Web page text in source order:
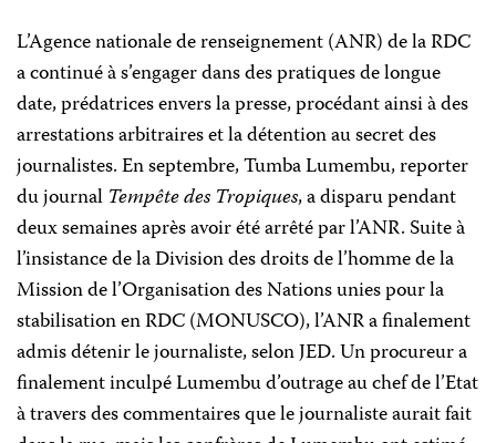
L’Agence nationale de renseignement (ANR) de la RDC
a continué à s’engager dans des pratiques de longue
date, prédatrices envers la presse, procédant ainsi à des
arrestations arbitraires et la détention au secret des
journalistes. En septembre, Tumba Lumembu, reporter
du journal Tempête des Tropiques, a disparu pendant
deux semaines après avoir été arrêté par l’ANR. Suite à
l’insistance de la Division des droits de l’homme de la
Mission de l’Organisation des Nations unies pour la
stabilisation en RDC (MONUSCO), l’ANR a finalement
admis détenir le journaliste, selon JED. Un procureur a
finalement inculpé Lumembu d’outrage au chef de l’Etat
à travers des commentaires que le journaliste aurait fait